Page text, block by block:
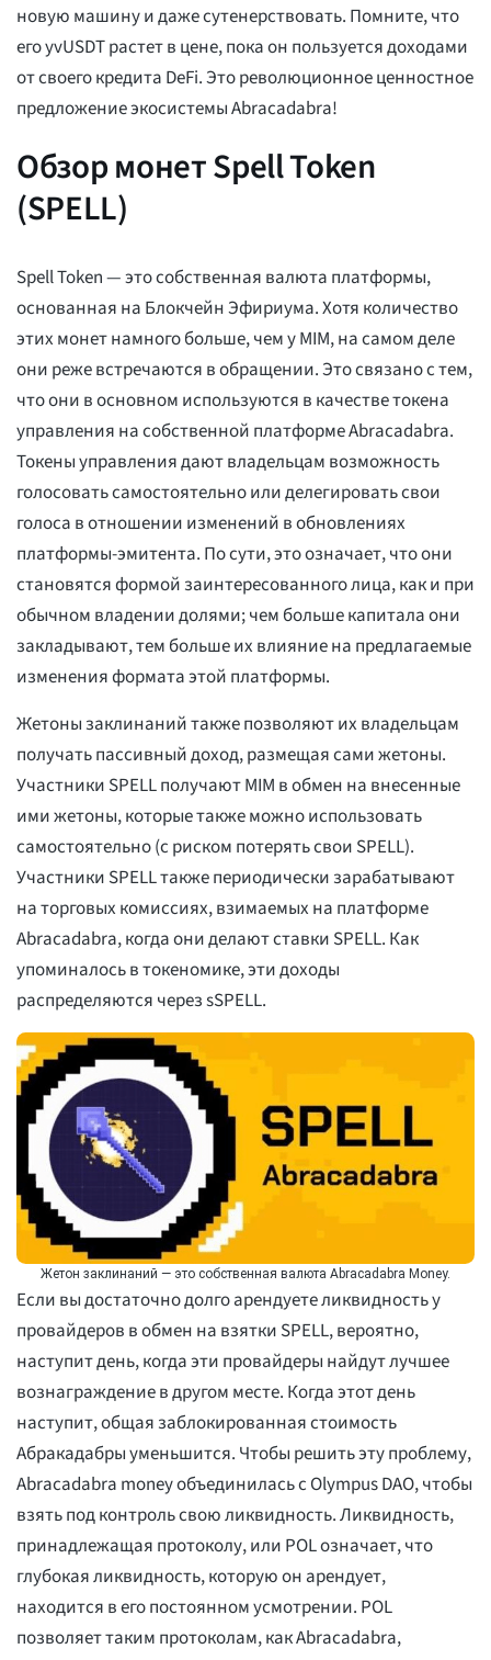
новую машину и даже сутенерствовать. Помните, что
его yvUSDT растет в цене, пока он пользуется доходами
от своего кредита DeFi. Это революционное ценностное
предложение экосистемы Abracadabra!
Обзор монет Spell Token
(SPELL)
Spell Token — это собственная валюта платформы,
основанная на Блокчейн Эфириума. Хотя количество
этих монет намного больше, чем у MIM, на самом деле
они реже встречаются в обращении. Это связано с тем,
что они в основном используются в качестве токена
управления на собственной платформе Abracadabra.
Токены управления дают владельцам возможность
голосовать самостоятельно или делегировать свои
голоса в отношении изменений в обновлениях
платформы-эмитента. По сути, это означает, что они
становятся формой заинтересованного лица, как и при
обычном владении долями; чем больше капитала они
закладывают, тем больше их влияние на предлагаемые
изменения формата этой платформы.
Жетоны заклинаний также позволяют их владельцам
получать пассивный доход, размещая сами жетоны.
Участники SPELL получают MIM в обмен на внесенные
ими жетоны, которые также можно использовать
самостоятельно (с риском потерять свои SPELL).
Участники SPELL также периодически зарабатывают
на торговых комиссиях, взимаемых на платформе
Abracadabra, когда они делают ставки SPELL. Как
упоминалось в токеномике, эти доходы
распределяются через sSPELL.
Жетон заклинаний — это собственная валюта Abracadabra Money.
Если вы достаточно долго арендуете ликвидность у
провайдеров в обмен на взятки SPELL, вероятно,
наступит день, когда эти провайдеры найдут лучшее
вознаграждение в другом месте. Когда этот день
наступит, общая заблокированная стоимость
Абракадабры уменьшится. Чтобы решить эту проблему,
Abracadabra money объединилась с Olympus DAO, чтобы
взять под контроль свою ликвидность. Ликвидность,
принадлежащая протоколу, или POL означает, что
глубокая ликвидность, которую он арендует,
находится в его постоянном усмотрении. POL
позволяет таким протоколам, как Abracadabra,